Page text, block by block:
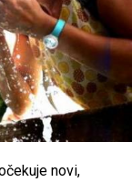
odjeće te
djeci,
na otvorenom,
i, ukoliko je
tokom
novi,